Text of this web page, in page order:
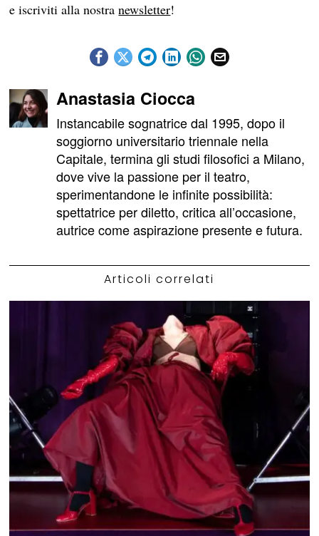
e iscriviti alla nostranewsletter!
Anastasia Ciocca
Instancabile sognatrice dal 1995, dopo il
soggiorno universitario triennale nella
Capitale, termina gli studi filosofici a Milano,
dove vive la passione per il teatro,
sperimentandone le infinite possibilità:
spettatrice per diletto, critica all’occasione,
autrice come aspirazione presente e futura.
Articoli correlati